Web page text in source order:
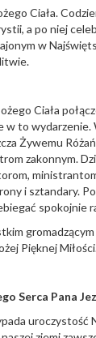
Ciała.
a po niej
w
Ciała
to wydarzenie.
Żywemu
zakonnym.
i sztandary.
spokojnie
Pięknej
Serca Pana
uroczystość